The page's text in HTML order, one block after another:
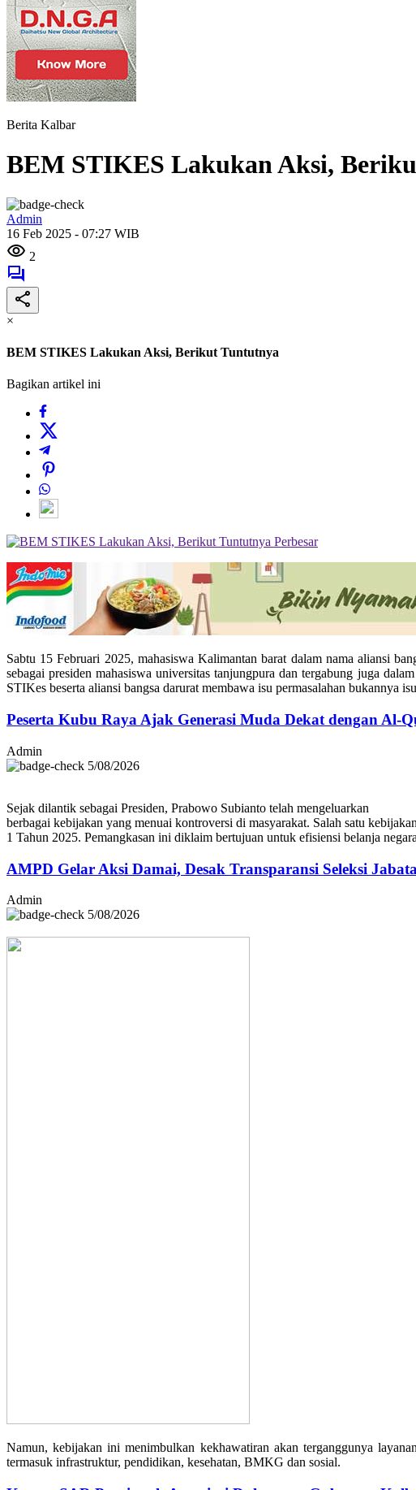
Berita Kalbar
BEM STIKES Lakukan Aksi,
Admin
16 Feb 2025 - 07:27 WIB
2
×
BEM STIKES Lakukan Aksi, Berikut Tuntutnya
Bagikan artikel ini
Perbesar
Sabtu 15 Februari 2025, mahasiswa Kalimantan barat dalam nama aliansi
sebagai presiden mahasiswa universitas tanjungpura dan tergabung juga
STIKes beserta aliansi bangsa darurat membawa isu permasalahan bukannya
Peserta Kubu Raya Ajak Generasi Muda Dekat dengan
Admin
5/08/2026
Sejak dilantik sebagai Presiden, Prabowo Subianto telah mengeluarkan
berbagai kebijakan yang menuai kontroversi di masyarakat. Salah satu
1 Tahun 2025. Pemangkasan ini diklaim bertujuan untuk efisiensi belanja
AMPD Gelar Aksi Damai, Desak Transparansi Seleksi
Admin
5/08/2026
Namun, kebijakan ini menimbulkan kekhawatiran akan terganggunya
termasuk infrastruktur, pendidikan, kesehatan, BMKG dan sosial.